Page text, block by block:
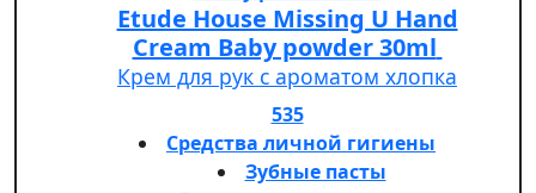
Etude House Missing U Hand
Cream Baby powder 30ml
Крем для рук с ароматом хлопка
535
Средства личной гигиены
Зубные пасты